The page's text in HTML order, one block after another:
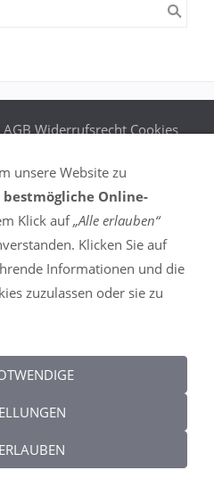
AGB Widerrufsrecht Cookies
unsere Website zu
bestmögliche Online-
Klick auf„Alle erlauben“
Klicken Sie auf
Informationen und die
zuzulassen oder sie zu